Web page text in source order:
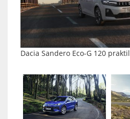
Dacia Sandero Eco-G 120